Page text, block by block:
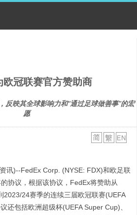
欧冠联赛官方赞助商
反映其全球影响力和“通过足球做善事”的宏
愿
讯)--FedEx Corp. (NYSE: FDX)和欧足联
协议，根据该协议，FedEx将赞助从
2023/24赛季的连续三届欧冠联赛(UEFA
还包括欧洲超级杯(UEFA Super Cup)、